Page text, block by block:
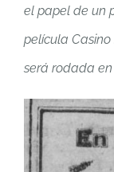
el papel de un
película Casino
será rodada